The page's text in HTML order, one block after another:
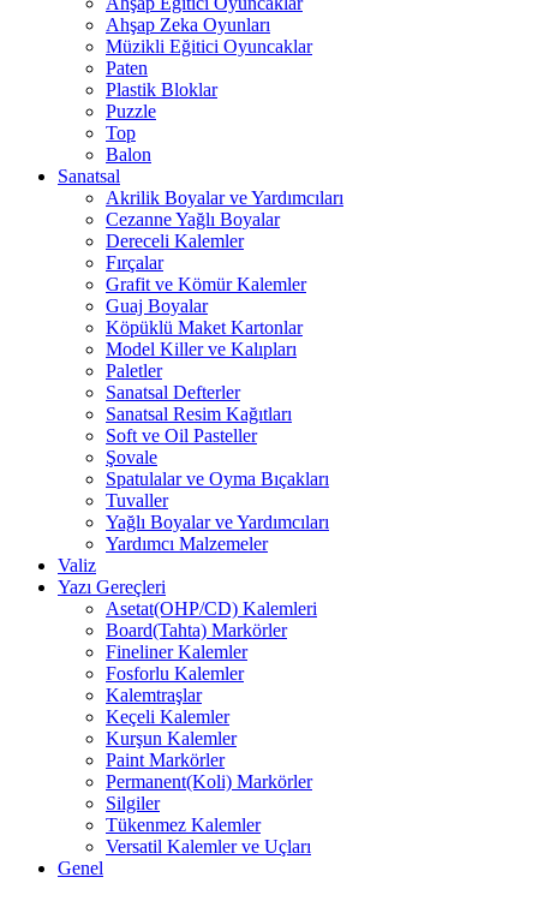
Ahşap Zeka Oyunları
Müzikli Eğitici Oyuncaklar
Paten
Plastik Bloklar
Puzzle
Top
Balon
Sanatsal
Akrilik Boyalar ve Yardımcıları
Cezanne Yağlı Boyalar
Dereceli Kalemler
Fırçalar
Grafit ve Kömür Kalemler
Guaj Boyalar
Köpüklü Maket Kartonlar
Model Killer ve Kalıpları
Paletler
Sanatsal Defterler
Sanatsal Resim Kağıtları
Soft ve Oil Pasteller
Şovale
Spatulalar ve Oyma Bıçakları
Tuvaller
Yağlı Boyalar ve Yardımcıları
Yardımcı Malzemeler
Valiz
Yazı Gereçleri
Asetat(OHP/CD) Kalemleri
Board(Tahta) Markörler
Fineliner Kalemler
Fosforlu Kalemler
Kalemtraşlar
Keçeli Kalemler
Kurşun Kalemler
Paint Markörler
Permanent(Koli) Markörler
Silgiler
Tükenmez Kalemler
Versatil Kalemler ve Uçları
Genel